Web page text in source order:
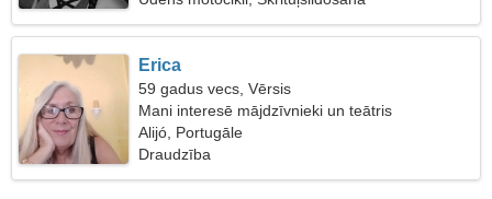
Erica
59 gadus vecs, Vērsis
Mani interesē mājdzīvnieki un teātris
Alijó, Portugāle
Draudzība